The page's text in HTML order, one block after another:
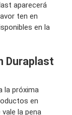
aparecerá
ten en
en la
Duraplast
la próxima
en
la pena